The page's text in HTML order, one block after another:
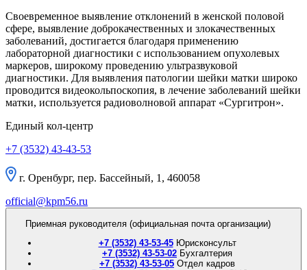
Своевременное выявление отклонений в женской половой
сфере, выявление доброкачественных и злокачественных
заболеваний, достигается благодаря применению
лабораторной диагностики с использованием опухолевых
маркеров, широкому проведению ультразвуковой
диагностики. Для выявления патологии шейки матки широко
проводится видеокольпоскопия, в лечение заболеваний шейки
матки, используется радиоволновой аппарат «Сургитрон».
Единый кол-центр
+7 (3532) 43-43-53
г. Оренбург, пер. Бассейный, 1, 460058
official@kpm56.ru
Приемная руководителя (официальная почта организации)
+7 (3532) 43-53-45 Юрисконсульт
+7 (3532) 43-53-02 Бухгалтерия
+7 (3532) 43-53-05 Отдел кадров